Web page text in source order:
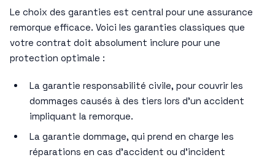
Le choix des garanties est central pour une assurance
remorque efficace. Voici les garanties classiques que
votre contrat doit absolument inclure pour une
protection optimale :
La garantie responsabilité civile, pour couvrir les
dommages causés à des tiers lors d’un accident
impliquant la remorque.
La garantie dommage, qui prend en charge les
réparations en cas d’accident ou d’incident